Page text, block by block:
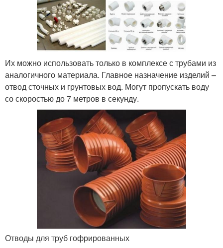
Их можно использовать только в комплексе с трубами из
аналогичного материала. Главное назначение изделий –
отвод сточных и грунтовых вод. Могут пропускать воду
со скоростью до 7 метров в секунду.
Отводы для труб гофрированных